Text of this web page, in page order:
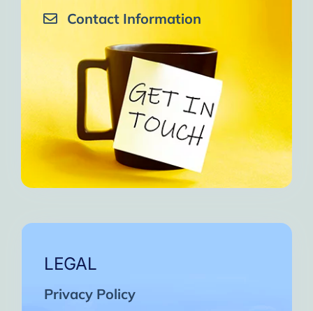
Contact Information
LEGAL
Privacy Policy